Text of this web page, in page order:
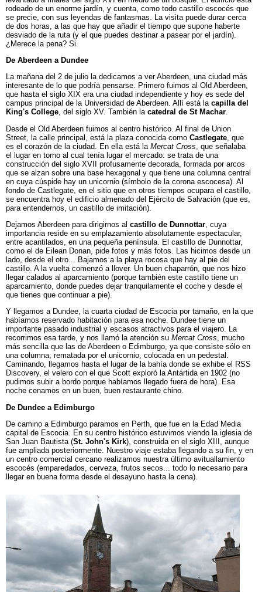
rodeado de un enorme jardín, y cuenta, como todo castillo escocés que
se precie, con sus leyendas de fantasmas. La visita puede durar cerca
de dos horas, a las que hay que añadir el tiempo que supone haberte
desviado de la ruta (y el que puedes destinar a pasear por el jardín).
¿Merece la pena? Si.
De Aberdeen a Dundee
La mañana del 2 de julio la dedicamos a ver Aberdeen, una ciudad más
interesante de lo que podría pensarse. Primero fuimos al Old Aberdeen,
que hasta el siglo XIX era una ciudad independiente y hoy es sede del
campus principal de la Universidad de Aberdeen. Allí está la capilla del
King's College, del siglo XV. También la catedral de St Machar.
Desde el Old Aberdeen fuimos al centro histórico. Al final de Union
Street, la calle principal, está la plaza conocida como Castlegate , que
es el corazón de la ciudad. En ella está la Mercat Cross , que señalaba
el lugar en torno al cual tenía lugar el mercado: se trata de una
construcción del siglo XVII profusamente decorada, formada por arcos
que se alzan sobre una base hexagonal y que tiene una columna central
en cuya cúspide hay un unicornio (símbolo de la corona escocesa). Al
fondo de Castlegate, en el sitio que en otros tiempos ocupara el castillo,
se encuentra hoy el edificio almenado del Ejército de Salvación (que es,
para entendernos, un castillo de imitación).
Dejamos Aberdeen para dirigirnos al castillo de Dunnottar , cuya
importancia reside en su emplazamiento absolutamente espectacular,
entre acantilados, en una pequeña península. El castillo de Dunnottar,
como el de Eilean Donan, pide fotos y más fotos. Las hicimos desde un
lado, desde el otro... Bajamos a la playa rocosa que hay al pie del
castillo. A la vuelta comenzó a llover. Un buen chaparrón, que nos hizo
llegar calados al aparcamiento (porque también este castillo tiene un
aparcamiento, donde puedes dejar tranquilamente el coche y desde el
que tienes que continuar a pie).
Y llegamos a Dundee, la cuarta ciudad de Escocia por tamaño, en la que
habíamos reservado habitación para esa noche. Dundee tiene un
importante pasado industrial y escasos atractivos para el viajero. La
recorrimos esa tarde, y nos llamó la atención su Mercat Cross, mucho
más sencilla que las de Aberdeen o Edimburgo, ya que consiste sólo en
una columna, rematada por el unicornio, colocada en un pedestal.
Caminando, llegamos hasta el lugar de la bahía donde se exhibe el RSS
Discovery, el velero con el que Scott exploró la Antártida en 1902 (no
pudimos subir a bordo porque habíamos llegado fuera de hora). Esa
noche cenamos en un buen, buen restaurante chino.
De Dundee a Edimburgo
De camino a Edimburgo paramos en Perth, que fue en la Edad Media
capital de Escocia. En su centro histórico estuvimos viendo la iglesia de
San Juan Bautista (St. John's Kirk), construida en el siglo XIII, aunque
fue ampliada posteriormente. Nuestro viaje estaba llegando a su fin, y en
un centro comercial cercano realizamos nuestra último avituallamiento
escocés (emparedados, cerveza, frutos secos... todo lo necesario para
llegar en buena forma desde el desayuno hasta la cena).